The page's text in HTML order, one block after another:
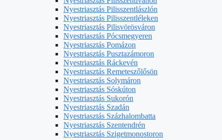
Nyestriasztás Pilisszentlászlón
Nyestriasztás Pilisszentléleken
Nyestriasztás Pilisvörösváron
Nyestriasztás Pócsmegyeren
Nyestriasztás Pomázon
Nyestriasztás Pusztazámoron
Nyestriasztás Ráckevén
Nyestriasztás Remeteszőlősön
Nyestriasztás Solymáron
Nyestriasztás Sóskúton
Nyestriasztás Sukorón
Nyestriasztás Szadán
Nyestriasztás Százhalombatta
Nyestriasztás Szentendrén
Nyestriasztás Szigetmonostoron